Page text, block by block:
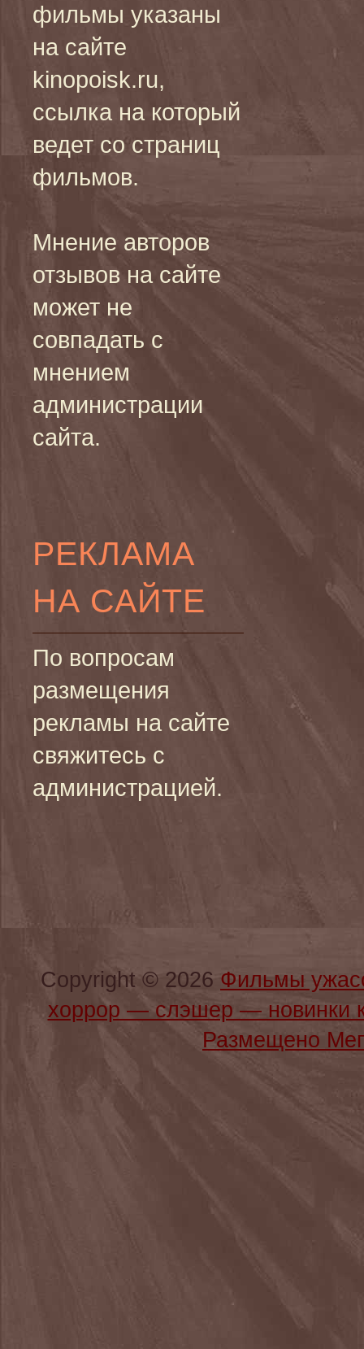
фильмы указаны
на сайте
kinopoisk.ru,
ссылка на который
ведет со страниц
фильмов.
Мнение авторов
отзывов на сайте
может не
совпадать с
мнением
администрации
сайта.
РЕКЛАМА
НА САЙТЕ
По вопросам
размещения
рекламы на сайте
свяжитесь с
администрацией.
Copyright © 2026 Фильмы
хоррор — слэшер —
Размещено